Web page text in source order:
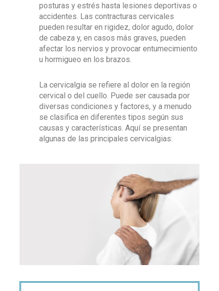
posturas y estrés hasta lesiones deportivas o
accidentes. Las contracturas cervicales
pueden resultar en rigidez, dolor agudo, dolor
de cabeza y, en casos más graves, pueden
afectar los nervios y provocar entumecimiento
u hormigueo en los brazos.
La cervicalgia se refiere al dolor en la región
cervical o del cuello. Puede ser causada por
diversas condiciones y factores, y a menudo
se clasifica en diferentes tipos según sus
causas y características. Aquí se presentan
algunas de las principales cervicalgias: